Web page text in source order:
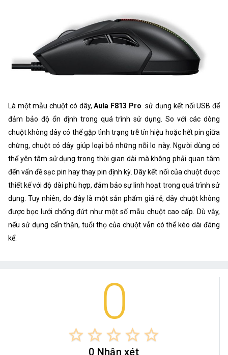
Là một mẫu chuột có dây,Aula F813 Pro sử dụng kết nối USB để
đảm bảo độ ổn định trong quá trình sử dụng. So với các dòng
chuột không dây có thể gặp tình trạng trễ tín hiệu hoặc hết pin giữa
chừng, chuột có dây giúp loại bỏ những nỗi lo này. Người dùng có
thể yên tâm sử dụng trong thời gian dài mà không phải quan tâm
đến vấn đề sạc pin hay thay pin định kỳ. Dây kết nối của chuột được
thiết kế với độ dài phù hợp, đảm bảo sự linh hoạt trong quá trình sử
dụng. Tuy nhiên, do đây là một sản phẩm giá rẻ, dây chuột không
được bọc lưới chống đứt như một số mẫu chuột cao cấp. Dù vậy,
nếu sử dụng cẩn thận, tuổi thọ của chuột vẫn có thể kéo dài đáng
kể.
0
star_border star_border star_border star_border star_border
0 Nhận xét